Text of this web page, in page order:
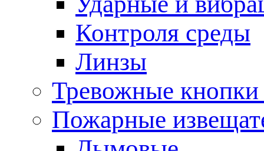
Контроля среды
Линзы
Тревожные кнопки
Пожарные